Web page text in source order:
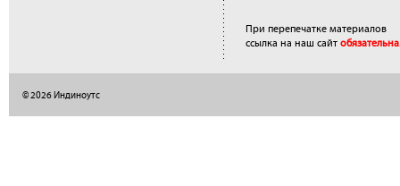
При перепечатке материалов
ссылка на наш сайт обязательна.
© 2026 Индиноутс